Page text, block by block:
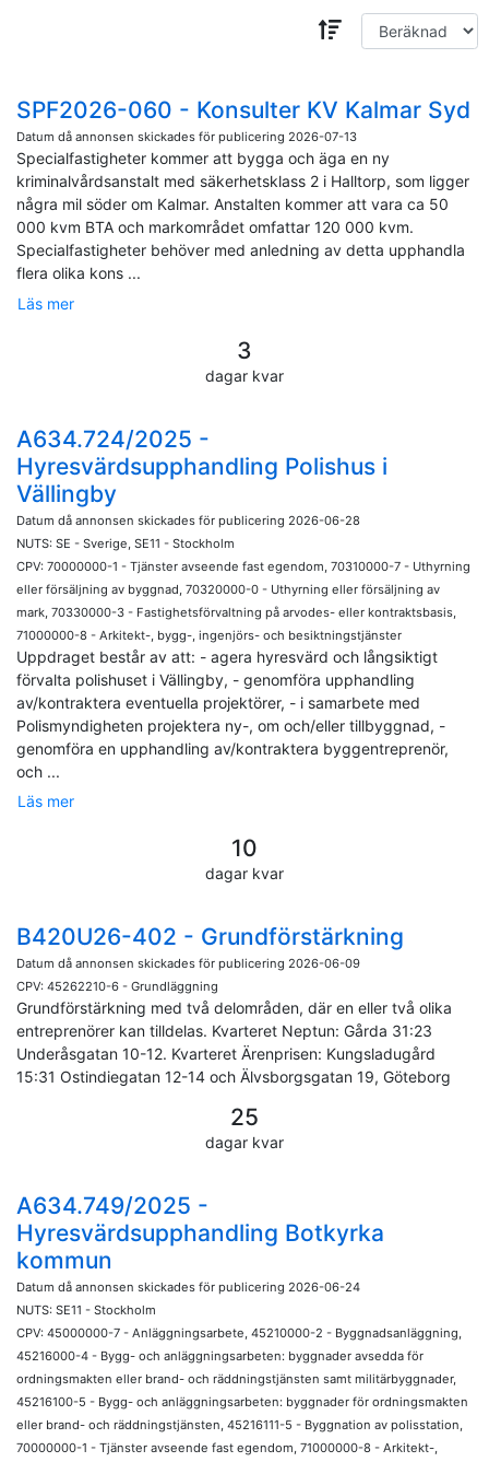
SPF2026-060 - Konsulter KV Kalmar Syd
Datum då annonsen skickades för publicering 2026-07-13
Specialfastigheter kommer att bygga och äga en ny
kriminalvårdsanstalt med säkerhetsklass 2 i Halltorp, som ligger
några mil söder om Kalmar. Anstalten kommer att vara ca 50
000 kvm BTA och markområdet omfattar 120 000 kvm.
Specialfastigheter behöver med anledning av detta upphandla
flera olika kons ...
Läs mer
3
dagar kvar
A634.724/2025 -
Hyresvärdsupphandling Polishus i
Vällingby
Datum då annonsen skickades för publicering 2026-06-28
NUTS: SE - Sverige, SE11 - Stockholm
CPV: 70000000-1 - Tjänster avseende fast egendom, 70310000-7 - Uthyrning
eller försäljning av byggnad, 70320000-0 - Uthyrning eller försäljning av
mark, 70330000-3 - Fastighetsförvaltning på arvodes- eller kontraktsbasis,
71000000-8 - Arkitekt-, bygg-, ingenjörs- och besiktningstjänster
Uppdraget består av att: - agera hyresvärd och långsiktigt
förvalta polishuset i Vällingby, - genomföra upphandling
av/kontraktera eventuella projektörer, - i samarbete med
Polismyndigheten projektera ny-, om och/eller tillbyggnad, -
genomföra en upphandling av/kontraktera byggentreprenör,
och ...
Läs mer
10
dagar kvar
B420U26-402 - Grundförstärkning
Datum då annonsen skickades för publicering 2026-06-09
CPV: 45262210-6 - Grundläggning
Grundförstärkning med två delområden, där en eller två olika
entreprenörer kan tilldelas. Kvarteret Neptun: Gårda 31:23
Underåsgatan 10-12. Kvarteret Ärenprisen: Kungsladugård
15:31 Ostindiegatan 12-14 och Älvsborgsgatan 19, Göteborg
25
dagar kvar
A634.749/2025 -
Hyresvärdsupphandling Botkyrka
kommun
Datum då annonsen skickades för publicering 2026-06-24
NUTS: SE11 - Stockholm
CPV: 45000000-7 - Anläggningsarbete, 45210000-2 - Byggnadsanläggning,
45216000-4 - Bygg- och anläggningsarbeten: byggnader avsedda för
ordningsmakten eller brand- och räddningstjänsten samt militärbyggnader,
45216100-5 - Bygg- och anläggningsarbeten: byggnader för ordningsmakten
eller brand- och räddningstjänsten, 45216111-5 - Byggnation av polisstation,
70000000-1 - Tjänster avseende fast egendom, 71000000-8 - Arkitekt-,